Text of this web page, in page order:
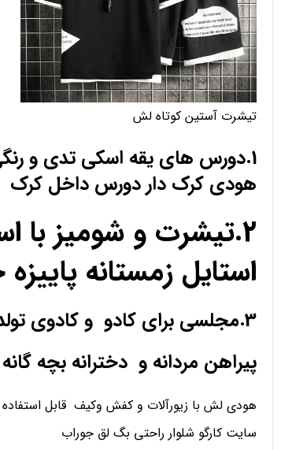
تیشرت آستین کوتاه لش
1.دورس های یقه اسکی تدی و
هودی کرک دار دورس داخل کرک
2.تیشرت و شومیز
استایل زمستانه
3.مجلسی برای کادو و کادوی تولد ولنتاین
پیراهن مردانه و دخترانه بچه
هودی لش با زیورآلات و کفش وکیف قابل
سایت کارگو شلوار راحتی بگ لق جوراب